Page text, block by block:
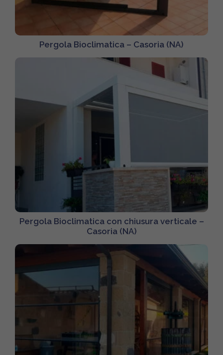
Pergola Bioclimatica – Casoria (NA)
Pergola Bioclimatica con chiusura verticale –
Casoria (NA)